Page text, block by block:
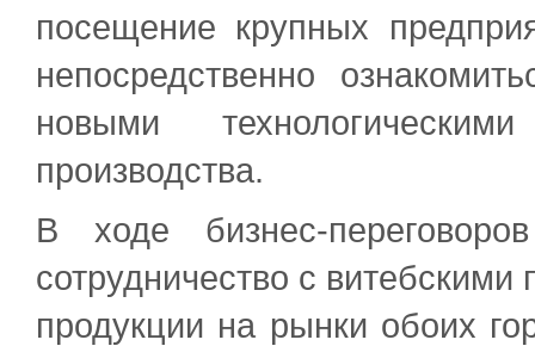
посещение крупных
непосредственно
новыми
производства.
В ходе бизнес-
сотрудничество с
продукции на рынки обоих